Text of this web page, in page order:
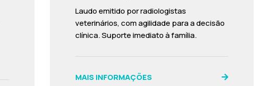
Laudo emitido por radiologistas
veterinários, com agilidade para a decisão
clínica. Suporte imediato à família.
MAIS INFORMAÇÕES